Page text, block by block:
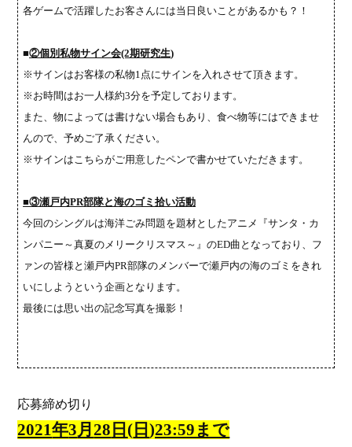
各ゲームで活躍したお客さんには当日良いことがあるかも？！
■②個別私物サイン会(2期研究生)
※サインはお客様の私物1 点にサインを入れさせて頂きます。
※お時間はお一人様約3分を予定しております。
また、物によっては書けない場合もあり、食べ物等にはできませ
んので、予めご了承ください。
※サインはこちらがご用意したペンで書かせていただきます。
■③瀬戸内PR部隊と海のゴミ拾い活動
今回のシングルは海洋ごみ問題を題材としたアニメ『サンタ・カ
ンパニー～真夏のメリークリスマス～』のED曲となっており、フ
ァンの皆様と瀬戸内PR部隊のメンバーで瀬戸内の海のゴミをきれ
いにしようという企画となります。
最後には思い出の記念写真を撮影！
応募締め切り
2021年3 月28 日 ( 日)23:59まで